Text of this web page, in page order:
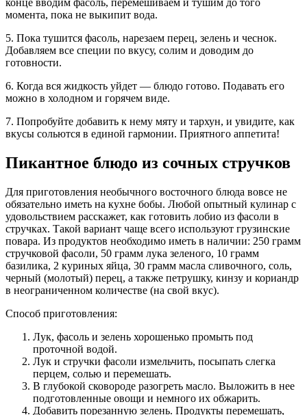
конце вводим фасоль, перемешиваем и тушим до того
момента, пока не выкипит вода.
5. Пока тушится фасоль, нарезаем перец, зелень и чеснок.
Добавляем все специи по вкусу, солим и доводим до
готовности.
6. Когда вся жидкость уйдет — блюдо готово. Подавать его
можно в холодном и горячем виде.
7. Попробуйте добавить к нему мяту и тархун, и увидите, как
вкусы сольются в единой гармонии. Приятного аппетита!
Пикантное блюдо из сочных стручков
Для приготовления необычного восточного блюда вовсе не
обязательно иметь на кухне бобы. Любой опытный кулинар с
удовольствием расскажет, как готовить лобио из фасоли в
стручках. Такой вариант чаще всего используют грузинские
повара. Из продуктов необходимо иметь в наличии: 250 грамм
стручковой фасоли, 50 грамм лука зеленого, 10 грамм
базилика, 2 куриных яйца, 30 грамм масла сливочного, соль,
черный (молотый) перец, а также петрушку, кинзу и кориандр
в неограниченном количестве (на свой вкус).
Способ приготовления:
Лук, фасоль и зелень хорошенько промыть под
проточной водой.
Лук и стручки фасоли измельчить, посыпать слегка
перцем, солью и перемешать.
В глубокой сковороде разогреть масло. Выложить в нее
подготовленные овощи и немного их обжарить.
Добавить порезанную зелень. Продукты перемешать,